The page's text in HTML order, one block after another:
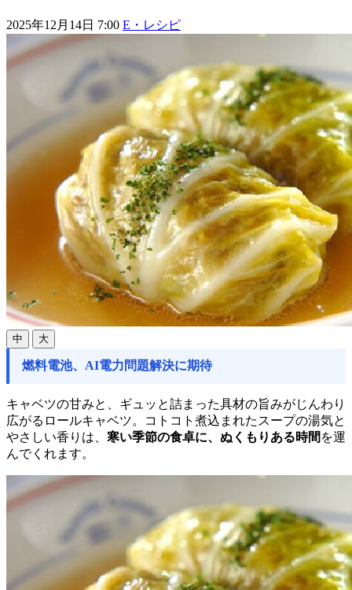
2025年12月14日 7:00 E・レシピ
中 大
燃料電池、AI電力問題解決に期待
キャベツの甘みと、ギュッと詰まった具材の旨みがじんわり
広がるロールキャベツ。コトコト煮込まれたスープの湯気と
やさしい香りは、 寒い季節の食卓に、ぬくもりある時間 を運
んでくれます。